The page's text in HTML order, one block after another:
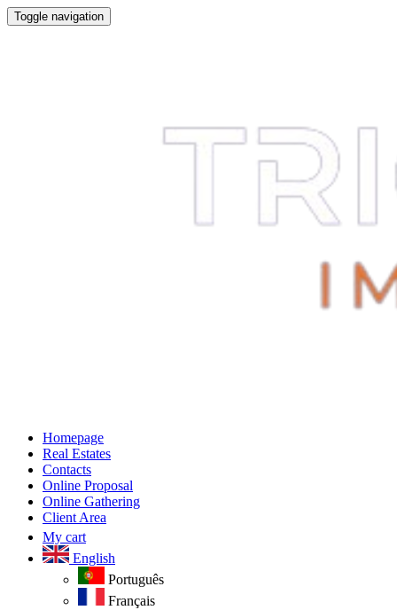
Toggle navigation
Homepage
Real Estates
Contacts
Online Proposal
Online Gathering
Client Area
My cart
English
Português
Français